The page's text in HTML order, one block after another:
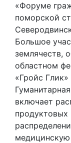
«Форуме
поморской
Большое
землячеств,
областном
«Гройс
включает
продуктовых